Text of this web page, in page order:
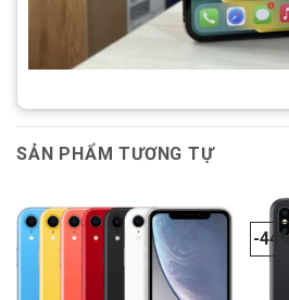
SẢN PHẨM TƯƠNG TỰ
-